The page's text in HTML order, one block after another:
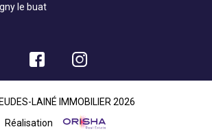
le buat
LAINÉ IMMOBILIER 2026
Réalisation